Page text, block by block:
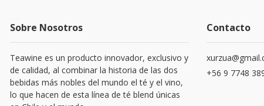
Sobre Nosotros
Teawine es un producto innovador, exclusivo y
de calidad, al combinar la historia de las dos
bebidas más nobles del mundo el té y el vino,
lo que hacen de esta línea de té blend únicas
Contacto
+56 9 7748